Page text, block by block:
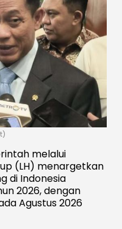
melalui
(LH) menargetkan
di Indonesia
2026, dengan
Agustus 2026